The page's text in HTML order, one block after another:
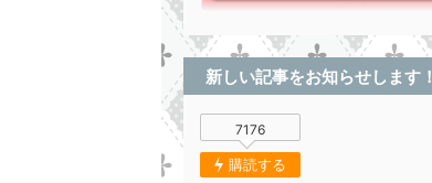
新しい記事をお知らせします！
7176
購読する